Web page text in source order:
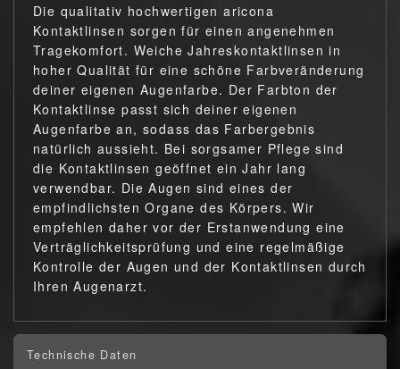
Die qualitativ hochwertigen aricona
Kontaktlinsen sorgen für einen angenehmen
Tragekomfort. Weiche Jahreskontaktlinsen in
hoher Qualität für eine schöne Farbveränderung
deiner eigenen Augenfarbe. Der Farbton der
Kontaktlinse passt sich deiner eigenen
Augenfarbe an, sodass das Farbergebnis
natürlich aussieht. Bei sorgsamer Pflege sind
die Kontaktlinsen geöffnet ein Jahr lang
verwendbar. Die Augen sind eines der
empfindlichsten Organe des Körpers. Wir
empfehlen daher vor der Erstanwendung eine
Verträglichkeitsprüfung und eine regelmäßige
Kontrolle der Augen und der Kontaktlinsen durch
Ihren Augenarzt.
Technische Daten